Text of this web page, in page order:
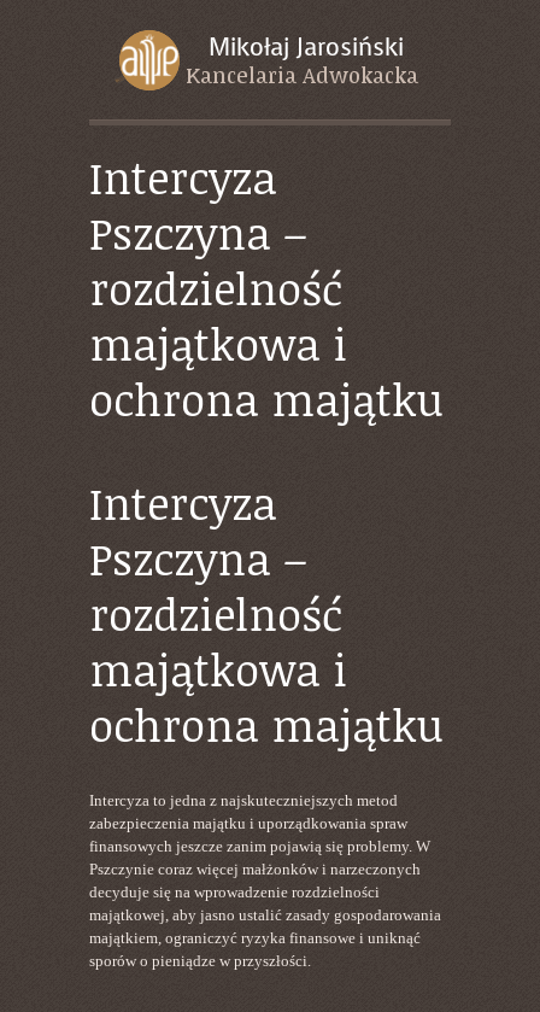
Intercyza
Pszczyna –
rozdzielność
majątkowa i
ochrona majątku
Intercyza
Pszczyna –
rozdzielność
majątkowa i
ochrona majątku
Intercyza to jedna z najskuteczniejszych metod
zabezpieczenia majątku i uporządkowania spraw
finansowych jeszcze zanim pojawią się problemy. W
Pszczynie coraz więcej małżonków i narzeczonych
decyduje się na wprowadzenie rozdzielności
majątkowej, aby jasno ustalić zasady gospodarowania
majątkiem, ograniczyć ryzyka finansowe i uniknąć
sporów o pieniądze w przyszłości.